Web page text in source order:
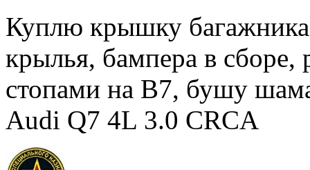
Куплю крышку
крылья, бампера в сборе,
стопами на В7, бушу
Audi Q7 4L 3.0 CRCA